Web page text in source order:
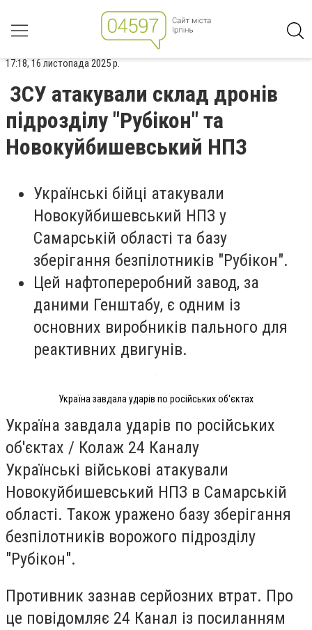
17:18, 16 листопада 2025 р.
ЗСУ атакували склад дронів
підрозділу "Рубікон" та
Новокуйбишевський НПЗ
Українські бійці атакували
Новокуйбишевський НПЗ у
Самарській області та базу
зберігання безпілотників "Рубікон".
Цей нафтопереробний завод, за
даними Генштабу, є одним із
основних виробників пального для
реактивних двигунів.
Україна завдала ударів по російських об'єктах
Україна завдала ударів по російських
об'єктах / Колаж 24 Каналу
Українські військові атакували
Новокуйбишевський НПЗ в Самарській
області. Також уражено базу зберігання
безпілотників ворожого підрозділу
"Рубікон".
Противник зазнав серйозних втрат. Про
це повідомляє 24 Канал із посиланням